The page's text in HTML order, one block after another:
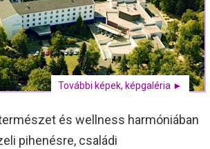
További képek, képgaléria ►
természet és wellness harmóniában
pihenésre, családi